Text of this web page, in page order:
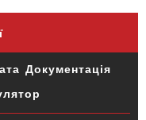
Документація